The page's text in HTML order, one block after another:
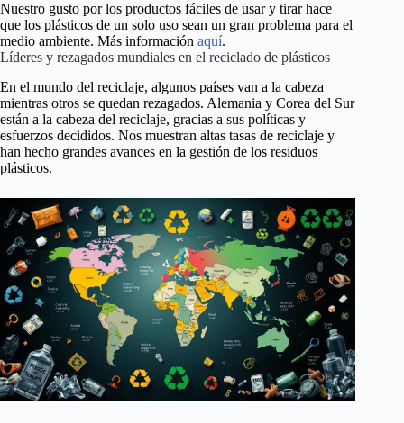
Nuestro gusto por los productos fáciles de usar y tirar hace
que los plásticos de un solo uso sean un gran problema para el
medio ambiente. Más información aquí.
Líderes y rezagados mundiales en el reciclado de plásticos
En el mundo del reciclaje, algunos países van a la cabeza
mientras otros se quedan rezagados. Alemania y Corea del Sur
están a la cabeza del reciclaje, gracias a sus políticas y
esfuerzos decididos. Nos muestran altas tasas de reciclaje y
han hecho grandes avances en la gestión de los residuos
plásticos.